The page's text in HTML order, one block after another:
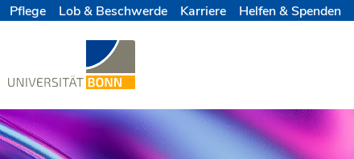
Pflege Lob & Beschwerde Karriere Helfen & Spenden